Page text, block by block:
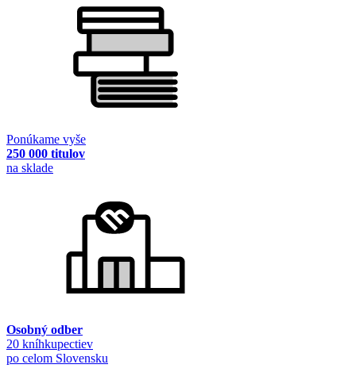
Ponúkame vyše
250 000 titulov
na sklade
Osobný odber
20 kníhkupectiev
po celom Slovensku